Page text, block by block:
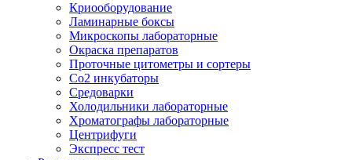
Криооборудование
Ламинарные боксы
Микроскопы лабораторные
Окраска препаратов
Проточные цитометры и сортеры
Со2 инкубаторы
Средоварки
Холодильники лабораторные
Хроматографы лабораторные
Центрифуги
Экспресс тест